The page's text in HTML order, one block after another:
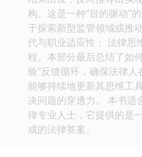
构。这是一种“目的驱动”
于探索新型监管领域或推
代与职业适应性： 法律思
程。本部分最后总结了如
验”反馈循环，确保法律人
能够持续地更新其思维工
决问题的穿透力。 本书适
律专业人士，它提供的是
成的法律答案。